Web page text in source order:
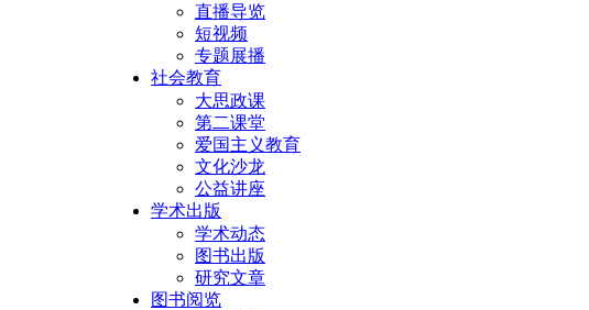
直播导览
短视频
专题展播
社会教育
大思政课
第二课堂
爱国主义教育
文化沙龙
公益讲座
学术出版
学术动态
图书出版
研究文章
图书阅览